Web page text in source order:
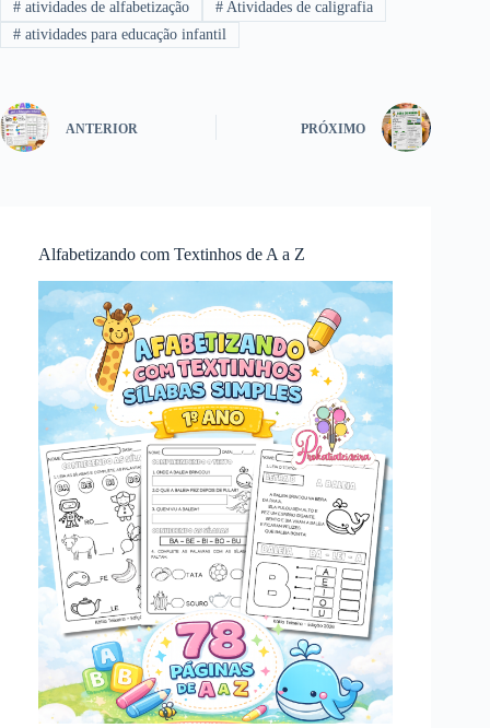
#atividades de alfabetização #Atividades de caligrafia
#atividades para educação infantil
ANTERIOR PRÓXIMO
Alfabetizando com Textinhos de A a Z